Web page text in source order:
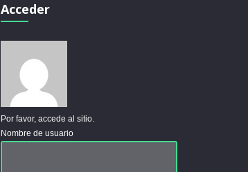
Acceder
Por favor, accede al sitio.
Nombre de usuario